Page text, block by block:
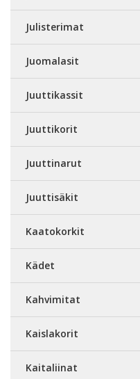
Julisterimat
Juomalasit
Juuttikassit
Juuttikorit
Juuttinarut
Juuttisäkit
Kaatokorkit
Kädet
Kahvimitat
Kaislakorit
Kaitaliinat